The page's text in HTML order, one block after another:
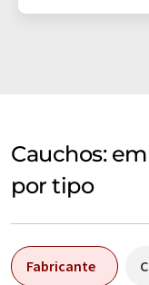
Cauchos:
por tipo
Fabricante